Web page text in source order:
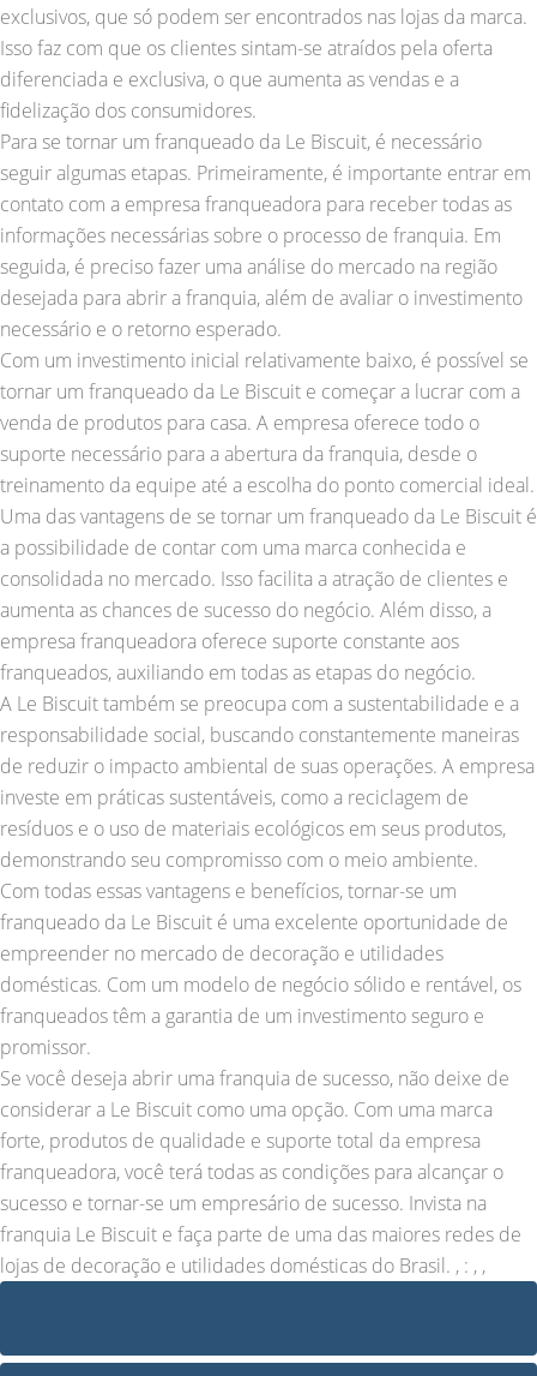
exclusivos, que só podem ser encontrados nas lojas da marca.
Isso faz com que os clientes sintam-se atraídos pela oferta
diferenciada e exclusiva, o que aumenta as vendas e a
fidelização dos consumidores.
Para se tornar um franqueado da Le Biscuit, é necessário
seguir algumas etapas. Primeiramente, é importante entrar em
contato com a empresa franqueadora para receber todas as
informações necessárias sobre o processo de franquia. Em
seguida, é preciso fazer uma análise do mercado na região
desejada para abrir a franquia, além de avaliar o investimento
necessário e o retorno esperado.
Com um investimento inicial relativamente baixo, é possível se
tornar um franqueado da Le Biscuit e começar a lucrar com a
venda de produtos para casa. A empresa oferece todo o
suporte necessário para a abertura da franquia, desde o
treinamento da equipe até a escolha do ponto comercial ideal.
Uma das vantagens de se tornar um franqueado da Le Biscuit é
a possibilidade de contar com uma marca conhecida e
consolidada no mercado. Isso facilita a atração de clientes e
aumenta as chances de sucesso do negócio. Além disso, a
empresa franqueadora oferece suporte constante aos
franqueados, auxiliando em todas as etapas do negócio.
A Le Biscuit também se preocupa com a sustentabilidade e a
responsabilidade social, buscando constantemente maneiras
de reduzir o impacto ambiental de suas operações. A empresa
investe em práticas sustentáveis, como a reciclagem de
resíduos e o uso de materiais ecológicos em seus produtos,
demonstrando seu compromisso com o meio ambiente.
Com todas essas vantagens e benefícios, tornar-se um
franqueado da Le Biscuit é uma excelente oportunidade de
empreender no mercado de decoração e utilidades
domésticas. Com um modelo de negócio sólido e rentável, os
franqueados têm a garantia de um investimento seguro e
promissor.
Se você deseja abrir uma franquia de sucesso, não deixe de
considerar a Le Biscuit como uma opção. Com uma marca
forte, produtos de qualidade e suporte total da empresa
franqueadora, você terá todas as condições para alcançar o
sucesso e tornar-se um empresário de sucesso. Invista na
franquia Le Biscuit e faça parte de uma das maiores redes de
lojas de decoração e utilidades domésticas do Brasil. , : , ,